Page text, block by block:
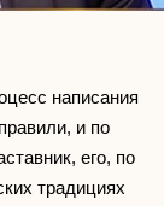
написания
и по
его, по
традициях